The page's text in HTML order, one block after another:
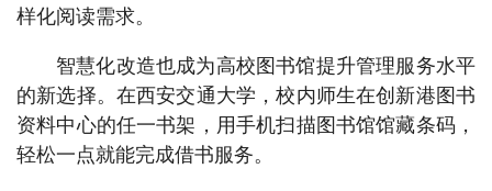
样化阅读需求。
智慧化改造也成为高校图书馆提升管理服务水平
的新选择。在西安交通大学，校内师生在创新港图书
资料中心的任一书架，用手机扫描图书馆馆藏条码，
轻松一点就能完成借书服务。